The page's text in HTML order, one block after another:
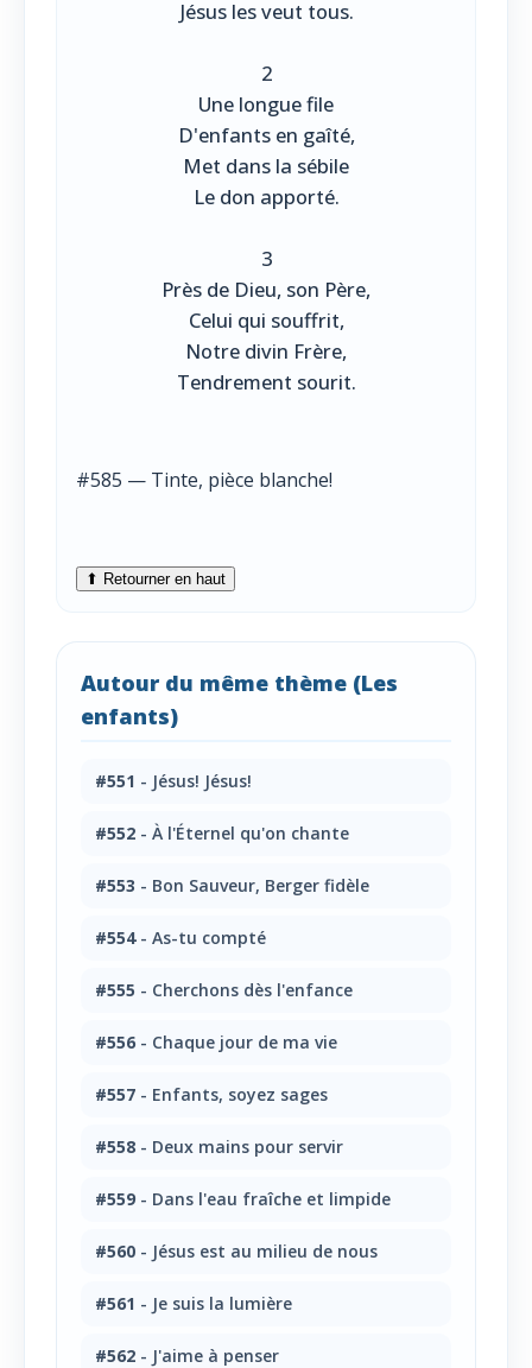
Jésus les veut tous.
2
Une longue file
D'enfants en gaîté,
Met dans la sébile
Le don apporté.
3
Près de Dieu, son Père,
Celui qui souffrit,
Notre divin Frère,
Tendrement sourit.
#585 — Tinte, pièce blanche!
⬆ Retourner en haut
Autour du même thème (Les
enfants)
#551 - Jésus! Jésus!
#552 - À l'Éternel qu'on chante
#553 - Bon Sauveur, Berger fidèle
#554- As-tu compté
#555 - Cherchons dès l'enfance
#556 - Chaque jour de ma vie
#557 - Enfants, soyez sages
#558 - Deux mains pour servir
#559 - Dans l'eau fraîche et limpide
#560 - Jésus est au milieu de nous
#561 - Je suis la lumière
#562 - J'aime à penser